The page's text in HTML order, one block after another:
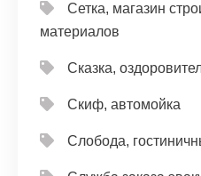
Сетка, магазин
материалов
Сказка,
Скиф, автомойка
Слобода,